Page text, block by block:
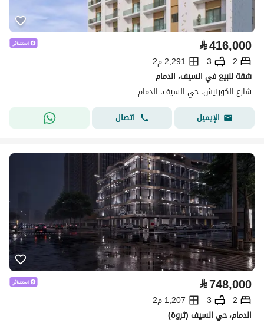
⃁416,000
2
3
2,291 م2
شقة للبيع في السيف، الدمام
شارع الكورنيش، حي السيف، الدمام
الإيميل
اتصال
⃁748,000
2
3
1,207 م2
الدمام، حي السيف (ثروة)